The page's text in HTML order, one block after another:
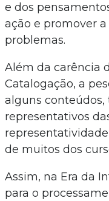
e dos
ação e promover
problemas.
Além da carência
Catalogação, a
alguns conteúdos,
representativos
de muitos dos
Assim, na Era da
para o